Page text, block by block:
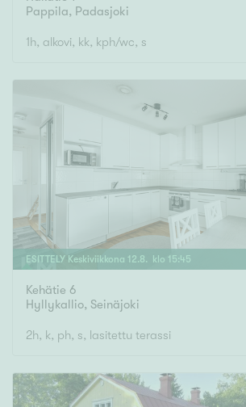
Pappila, Padasjoki
1h, alkovi, kk, kph/wc, s
ESITTELY Keskiviikkona 12.8. klo 15:45
Kehätie 6
Hyllykallio, Seinäjoki
2h, k, ph, s, lasitettu terassi